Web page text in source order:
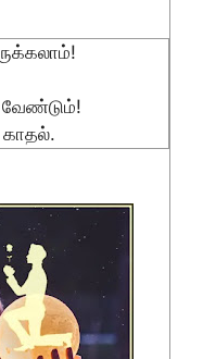
வேண்டும்!